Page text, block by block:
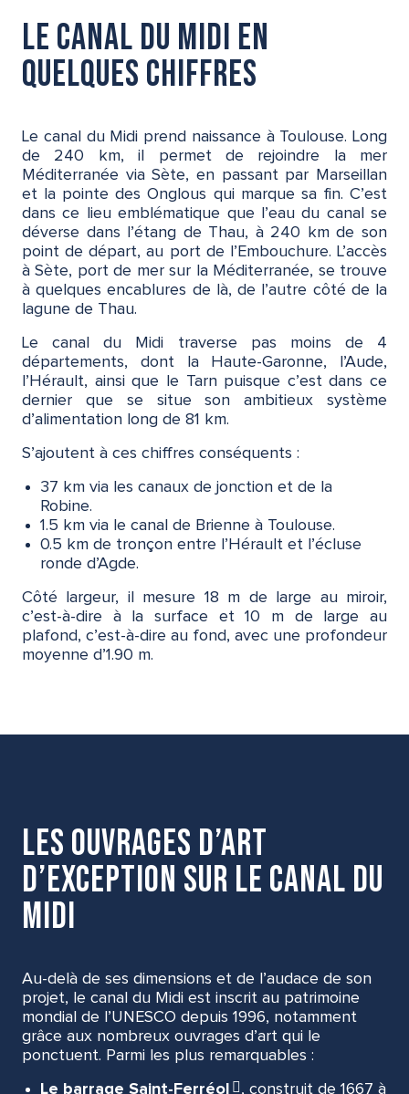
Le canal du Midi en
quelques chiffres
Le canal du Midi prend naissance à Toulouse. Long
de 240 km, il permet de rejoindre la mer
Méditerranée via Sète, en passant par Marseillan
et la pointe des Onglous qui marque sa fin. C’est
dans ce lieu emblématique que l’eau du canal se
déverse dans l’étang de Thau, à 240 km de son
point de départ, au port de l’Embouchure. L’accès
à Sète, port de mer sur la Méditerranée, se trouve
à quelques encablures de là, de l’autre côté de la
lagune de Thau.
Le canal du Midi traverse pas moins de 4
départements, dont la Haute-Garonne, l’Aude,
l’Hérault, ainsi que le Tarn puisque c’est dans ce
dernier que se situe son ambitieux système
d’alimentation long de 81 km.
S’ajoutent à ces chiffres conséquents :
37 km via les canaux de jonction et de la
Robine.
1.5 km via le canal de Brienne à Toulouse.
0.5 km de tronçon entre l’Hérault et l’écluse
ronde d’Agde.
Côté largeur, il mesure 18 m de large au miroir,
c’est-à-dire à la surface et 10 m de large au
plafond, c’est-à-dire au fond, avec une profondeur
moyenne d’1.90 m.
Les ouvrages d’art
d’exception sur le canal du
Midi
Au-delà de ses dimensions et de l’audace de son
projet, le canal du Midi est inscrit au patrimoine
mondial de l’UNESCO depuis 1996, notamment
grâce aux nombreux ouvrages d’art qui le
ponctuent. Parmi les plus remarquables :
Le barrage Saint-Ferréol , construit de 1667 à